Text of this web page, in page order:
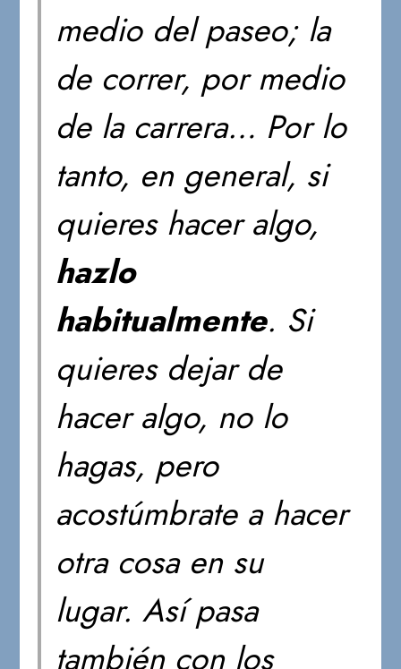
medio del paseo; la
de correr, por medio
de la carrera… Por lo
tanto, en general, si
quieres hacer algo,
hazlo
habitualmente. Si
quieres dejar de
hacer algo, no lo
hagas, pero
acostúmbrate a hacer
otra cosa en su
lugar. Así pasa
también con los